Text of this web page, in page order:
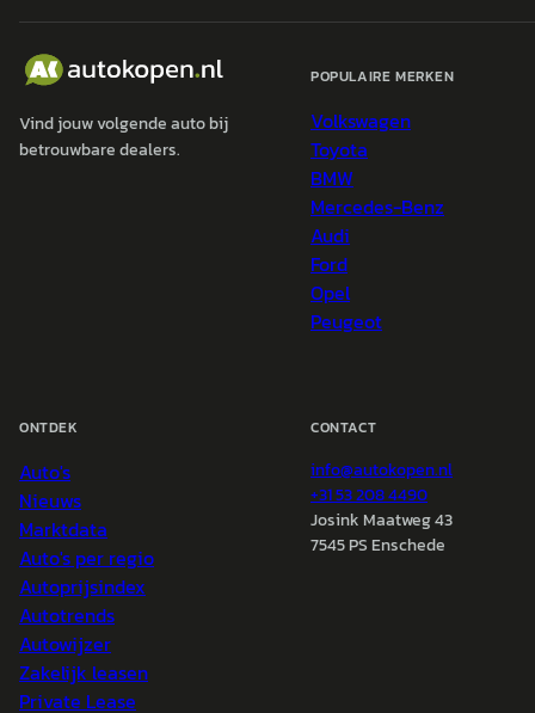
Vind jouw volgende auto bij
betrouwbare dealers.
POPULAIRE MERKEN
Volkswagen
Toyota
BMW
Mercedes-Benz
Audi
Ford
Opel
Peugeot
ONTDEK
Auto's
Nieuws
Marktdata
Auto's per regio
Autoprijsindex
Autotrends
Autowijzer
Zakelijk leasen
Private Lease
CONTACT
info@autokopen.nl
+31 53 208 4490
Josink Maatweg 43
7545 PS Enschede